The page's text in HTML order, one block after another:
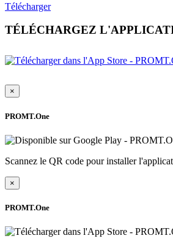
Télécharger
TÉLÉCHARGEZ
×
PROMT.One
Scannez le QR code pour installer
×
PROMT.One